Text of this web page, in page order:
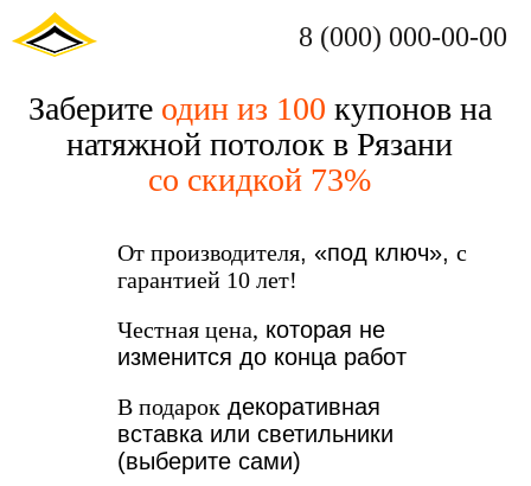
8 (000) 000-00-00
Заберите один из 100 купонов на
натяжной потолок в Рязани
со скидкой 73%
От производителя, «под ключ», с
гарантией 10 лет!
Честная цена, которая не
изменится до конца работ
В подарок декоративная
вставка или светильники
(выберите сами)